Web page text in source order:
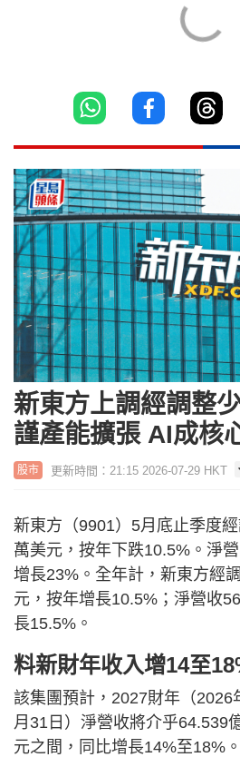
新東方上調經調整
謹產能擴張 AI成核
股市 更新時間：21:15 2026-07-29 HKT
新東方（9901）5月底止季度
萬美元，按年下跌10.5%。淨
增長23%。全年計，新東方經
元，按年增長10.5%；淨營收
長15.5%。
料新財年收入增14至
該集團預計，2027財年（2026
月31日）淨營收將介乎64.539
元之間，同比增長14%至18%。